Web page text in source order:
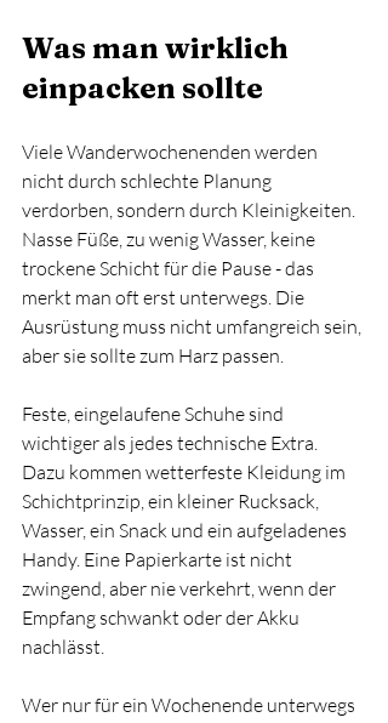
Was man wirklich
einpacken sollte
Viele Wanderwochenenden werden
nicht durch schlechte Planung
verdorben, sondern durch Kleinigkeiten.
Nasse Füße, zu wenig Wasser, keine
trockene Schicht für die Pause - das
merkt man oft erst unterwegs. Die
Ausrüstung muss nicht umfangreich sein,
aber sie sollte zum Harz passen.
Feste, eingelaufene Schuhe sind
wichtiger als jedes technische Extra.
Dazu kommen wetterfeste Kleidung im
Schichtprinzip, ein kleiner Rucksack,
Wasser, ein Snack und ein aufgeladenes
Handy. Eine Papierkarte ist nicht
zwingend, aber nie verkehrt, wenn der
Empfang schwankt oder der Akku
nachlässt.
Wer nur für ein Wochenende unterwegs